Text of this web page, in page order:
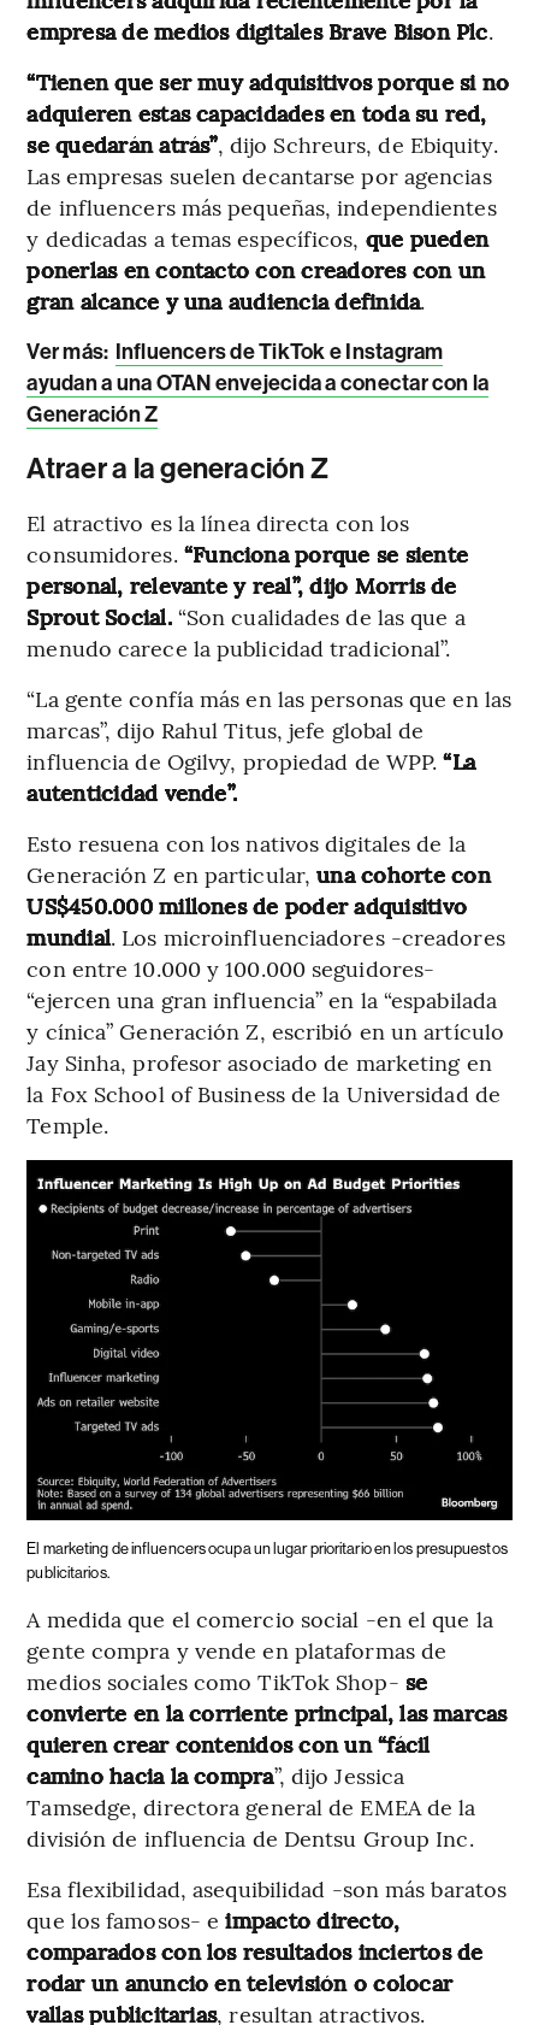
empresa de medios digitales Brave Bison Plc.
“Tienen que ser muy adquisitivos porque si no
adquieren estas capacidades en toda su red,
se quedarán atrás”, dijo Schreurs, de Ebiquity.
Las empresas suelen decantarse por agencias
de influencers más pequeñas, independientes
y dedicadas a temas específicos, que pueden
ponerlas en contacto con creadores con un
gran alcance y una audiencia definida.
Ver más: Influencers de TikTok e Instagram
ayudan a una OTAN envejecida a conectar con la
Generación Z
Atraer a la generación Z
El atractivo es la línea directa con los
consumidores. “Funciona porque se siente
personal, relevante y real”, dijo Morris de
Sprout Social.“Son cualidades de las que a
menudo carece la publicidad tradicional”.
“La gente confía más en las personas que en las
marcas”, dijo Rahul Titus, jefe global de
influencia de Ogilvy, propiedad de WPP.“La
autenticidad vende”.
Esto resuena con los nativos digitales de la
Generación Z en particular,una cohorte con
US$450.000 millones de poder adquisitivo
mundial. Los microinfluenciadores -creadores
con entre 10.000 y 100.000 seguidores-
“ejercen una gran influencia” en la “espabilada
y cínica” Generación Z, escribió en un artículo
Jay Sinha, profesor asociado de marketing en
la Fox School of Business de la Universidad de
Temple.
El marketing de influencers ocupa un lugar prioritario en los presupuestos
publicitarios.
A medida que el comercio social -en el que la
gente compra y vende en plataformas de
medios sociales como TikTok Shop- se
convierte en la corriente principal, las marcas
quieren crear contenidos con un “fácil
camino hacia la compra”, dijo Jessica
Tamsedge, directora general de EMEA de la
división de influencia de Dentsu Group Inc.
Esa flexibilidad, asequibilidad -son más baratos
que los famosos- e impacto directo,
comparados con los resultados inciertos de
rodar un anuncio en televisión o colocar
vallas publicitarias, resultan atractivos.